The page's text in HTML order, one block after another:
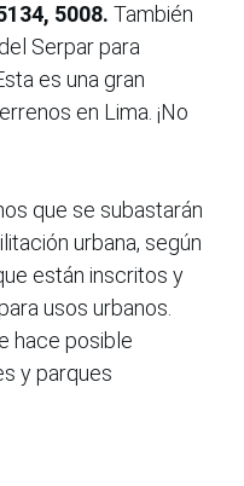
5008. También
Serpar para
es una gran
en Lima. ¡No
que se subastarán
urbana, según
están inscritos y
usos urbanos.
hace posible
y parques